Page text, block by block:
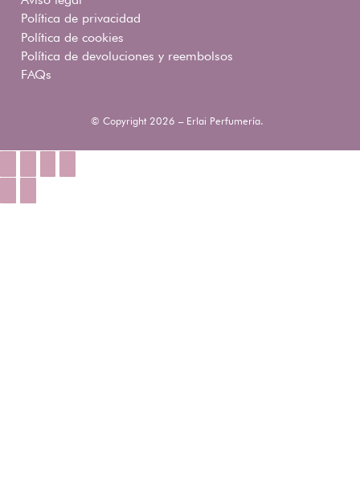
Política de privacidad
Política de cookies
Política de devoluciones y reembolsos
FAQs
© Copyright 2026 – Erlai Perfumería.